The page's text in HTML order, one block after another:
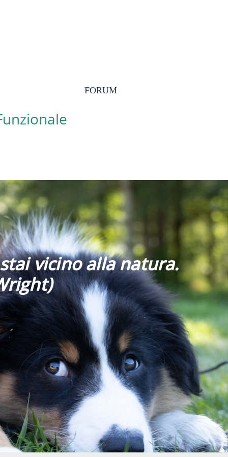
FORUM
vicino alla natura.